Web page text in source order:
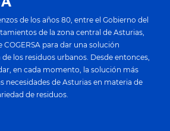
de los años 80, entre el Gobierno del
de la zona central de Asturias,
para dar una solución
los residuos urbanos. Desde entonces,
en cada momento, la solución más
necesidades de Asturias en materia de
de residuos.